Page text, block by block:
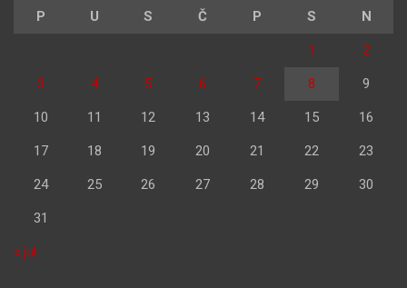
P U S Č P S N
1 2
3 4 5 6 7 8 9
10 11 12 13 14 15 16
17 18 19 20 21 22 23
24 25 26 27 28 29 30
31
« jul